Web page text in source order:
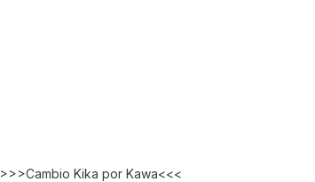
>>>Cambio Kika por Kawa<<<